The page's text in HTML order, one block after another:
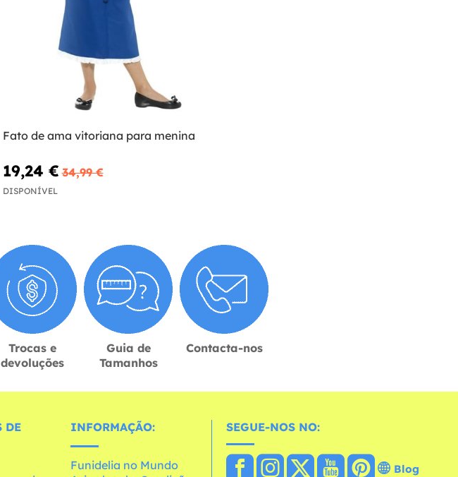
Fato de ama vitoriana para menina
19,24 € 34,99 €
DISPONÍVEL
Trocas e
devoluções
Guia de
Tamanhos
Contacta-nos
DE
INFORMAÇÃO:
Funidelia no Mundo
SEGUE-NOS NO:
Blog